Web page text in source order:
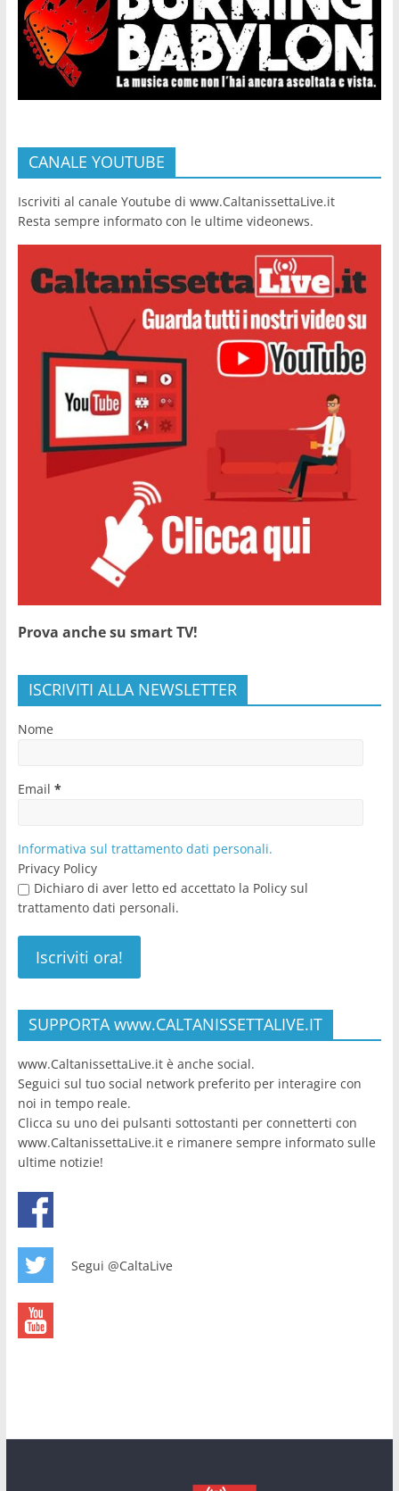
CANALE YOUTUBE
Iscriviti al canale Youtube di www.CaltanissettaLive.it
Resta sempre informato con le ultime videonews.
Prova anche su smart TV!
ISCRIVITI ALLA NEWSLETTER
Nome
Email *
Informativa sul trattamento dati personali.
Privacy Policy
Dichiaro di aver letto ed accettato la Policy sul
trattamento dati personali.
SUPPORTA www.CALTANISSETTALIVE.IT
www.CaltanissettaLive.it è anche social.
Seguici sul tuo social network preferito per interagire con
noi in tempo reale.
Clicca su uno dei pulsanti sottostanti per connetterti con
www.CaltanissettaLive.it e rimanere sempre informato sulle
ultime notizie!
Segui @CaltaLive